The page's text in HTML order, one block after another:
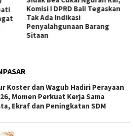
Pemkab Bangli Hadirkan
Pengobatan Gratis di Empat
Kecamatan Wujudkan
Pelayanan Kesehatan
Koster dan Wagub Hadiri Perayaan
Momen Perkuat Kerja Sama
Ekraf dan Peningkatan SDM